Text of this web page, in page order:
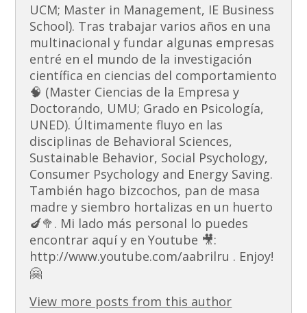
UCM; Master in Management, IE Business
School). Tras trabajar varios años en una
multinacional y fundar algunas empresas
entré en el mundo de la investigación
científica en ciencias del comportamiento
🧠 (Master Ciencias de la Empresa y
Doctorando, UMU; Grado en Psicología,
UNED). Últimamente fluyo en las
disciplinas de Behavioral Sciences,
Sustainable Behavior, Social Psychology,
Consumer Psychology and Energy Saving.
También hago bizcochos, pan de masa
madre y siembro hortalizas en un huerto
🍆🥦. Mi lado más personal lo puedes
encontrar aquí y en Youtube 🎥:
http://www.youtube.com/aabrilru . Enjoy!
🤗
View more posts from this author